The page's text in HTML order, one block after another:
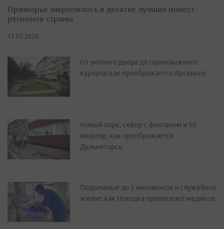
Приморье закрепилось в десятке лучших инвест-
регионов страны
17.07.2026
От уютного двора до горнолыжного
курорта: как преображается Арсеньев
Новый парк, сквер с фонтаном и 50
квартир: как преображается
Дальнегорск
Подъемные до 2 миллионов и служебное
жилье: как Находка привлекает медиков